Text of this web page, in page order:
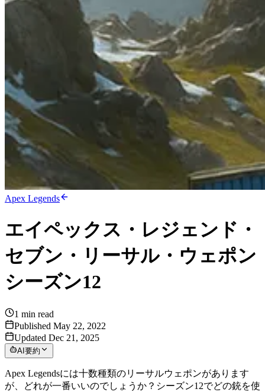
Apex Legends
エイペックス・レジェンド・
セブン・リーサル・ウェポン
シーズン12
1 min read
Published May 22, 2022
Updated Dec 21, 2025
AI要約
Apex Legendsには十数種類のリーサルウェポンがあります
が、どれが一番いいのでしょうか？シーズン12でどの銃を使